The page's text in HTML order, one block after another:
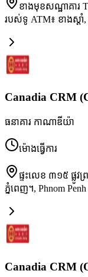
ខាងមុខសណ្ឋាគារ
របស់ទូ ATM៖ ខាងស្តាំ,
Canadia CRM
ធនាគារ កាណាឌីយ៉ា
ម៉ោងធ្វើការ
ផ្ទះលេខ ៣១៥ ផ្លូវព្
ភ្នំពេញ។, Phnom Penh
Canadia CRM